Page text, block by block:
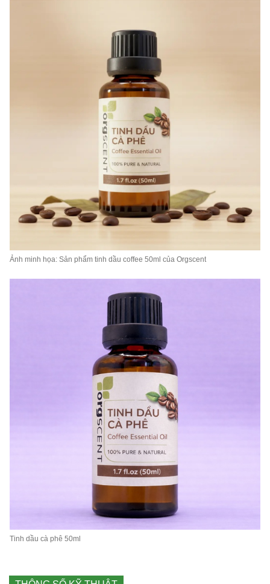
Ảnh minh họa: Sản phẩm tinh dầu coffee 50ml của Orgscent
Tinh dầu cà phê 50ml